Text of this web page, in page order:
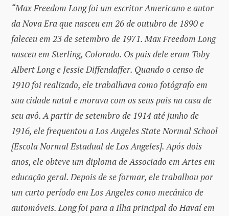
“Max Freedom Long foi um escritor Americano e autor
da Nova Era que nasceu em 26 de outubro de 1890 e
faleceu em 23 de setembro de 1971. Max Freedom Long
nasceu em Sterling, Colorado. Os pais dele eram Toby
Albert Long e Jessie Diffendaffer. Quando o censo de
1910 foi realizado, ele trabalhava como fotógrafo em
sua cidade natal e morava com os seus pais na casa de
seu avô. A partir de setembro de 1914 até junho de
1916, ele frequentou a Los Angeles State Normal School
[Escola Normal Estadual de Los Angeles]. Após dois
anos, ele obteve um diploma de Associado em Artes em
educação geral. Depois de se formar, ele trabalhou por
um curto período em Los Angeles como mecânico de
automóveis. Long foi para a Ilha principal do Havaí em